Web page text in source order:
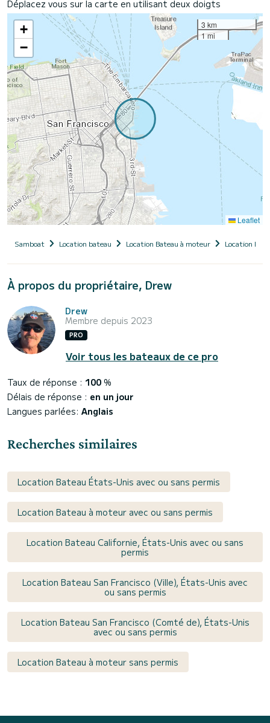
Déplacez vous sur la carte en utilisant deux doigts
+
−
3 km
1 mi
Leaflet
Samboat Location bateau Location Bateau à moteur Location
À propos du propriétaire, Drew
Drew
Membre depuis 2023
PRO
Voir tous les bateaux de ce pro
Taux de réponse : 100 %
Délais de réponse : en un jour
Langues parlées: Anglais
Recherches similaires
Location Bateau États-Unis avec ou sans permis
Location Bateau à moteur avec ou sans permis
Location Bateau Californie, États-Unis avec ou sans
permis
Location Bateau San Francisco (Ville), États-Unis avec
ou sans permis
Location Bateau San Francisco (Comté de), États-Unis
avec ou sans permis
Location Bateau à moteur sans permis